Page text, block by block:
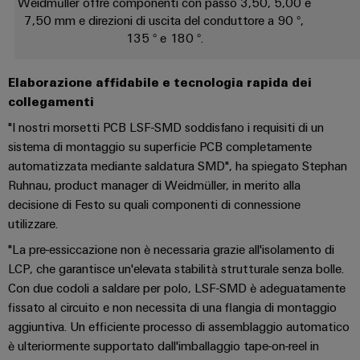
produzione
energetica
macchine
Soluzioni
per
i
vari
settori
della
macchina
e
dell’automazione
fabbrica
Oil
&
Gas
Garantire
la
dei
servizi
Power
Plant
Controller
Device
Morsetti
per
circuito
stampato
e
da
fulmini
Combiner
box
per
il
fotovoltaico
di
campo
Automazione
ALL
SERVICES
7,50 mm e direzioni di uscita del conduttore a 90 °,
135 ° e 180 °.
Elaborazione affidabile e tecnologia rapida dei
collegamenti
"I nostri morsetti PCB LSF-SMD soddisfano i requisiti di un
sistema di montaggio su superficie PCB completamente
automatizzata mediante saldatura SMD", ha spiegato Stephan
Ruhnau, product manager di Weidmüller, in merito alla
decisione di Festo su quali componenti di connessione
utilizzare.
"La pre-essiccazione non è necessaria grazie all'isolamento di
LCP, che garantisce un'elevata stabilità strutturale senza bolle.
Con due codoli a saldare per polo, LSF-SMD è adeguatamente
fissato al circuito e non necessita di una flangia di montaggio
aggiuntiva. Un efficiente processo di assemblaggio automatico
è ulteriormente supportato dall'imballaggio tape-on-reel in